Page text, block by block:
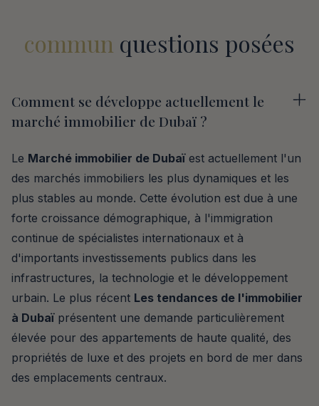
commun questions posées
Comment se développe actuellement le
marché immobilier de Dubaï ?
Le Marché immobilier de Dubaïest actuellement l'un
des marchés immobiliers les plus dynamiques et les
plus stables au monde. Cette évolution est due à une
forte croissance démographique, à l'immigration
continue de spécialistes internationaux et à
d'importants investissements publics dans les
infrastructures, la technologie et le développement
urbain. Le plus récent Les tendances de l'immobilier
à Dubaïprésentent une demande particulièrement
élevée pour des appartements de haute qualité, des
propriétés de luxe et des projets en bord de mer dans
des emplacements centraux.